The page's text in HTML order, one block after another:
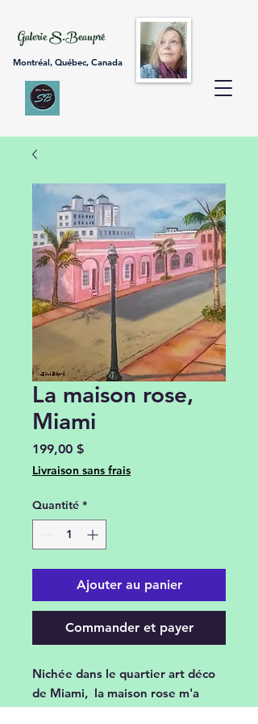
Galerie S.Beaupré
Montréal, Québec, Canada
La maison rose,
Miami
199,00 $Prix
Livraison sans frais
Quantité *
Ajouter au panier
Commander et payer
Nichée dans le quartier art déco
de Miami, la maison rose m'a
charmée au premier coup d'oeil.